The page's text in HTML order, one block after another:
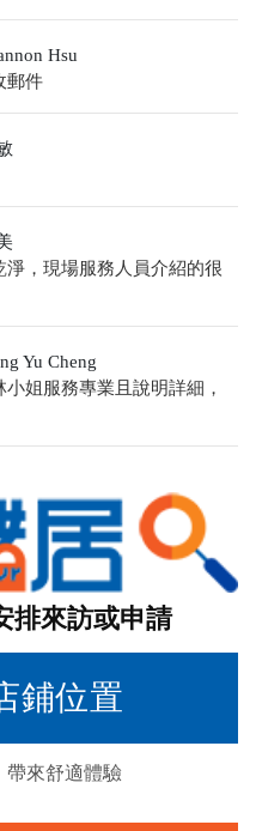
Hsu
郵件
，現場服務人員介紹的很
Yu Cheng
姐服務專業且說明詳細，
排來訪或申請
鋪位置
帶來舒適體驗